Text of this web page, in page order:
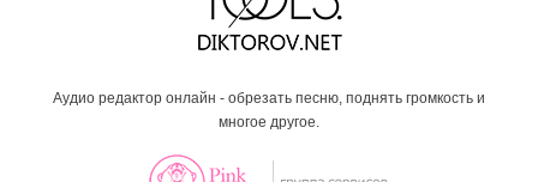
Аудио редактор онлайн - обрезать песню, поднять громкость и
многое другое.